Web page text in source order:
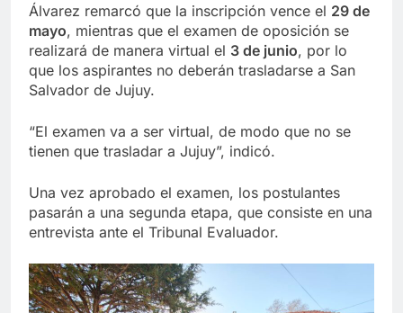
Álvarez remarcó que la inscripción vence el 29 de
mayo, mientras que el examen de oposición se
realizará de manera virtual el 3 de junio, por lo
que los aspirantes no deberán trasladarse a San
Salvador de Jujuy.
“El examen va a ser virtual, de modo que no se
tienen que trasladar a Jujuy”, indicó.
Una vez aprobado el examen, los postulantes
pasarán a una segunda etapa, que consiste en una
entrevista ante el Tribunal Evaluador.